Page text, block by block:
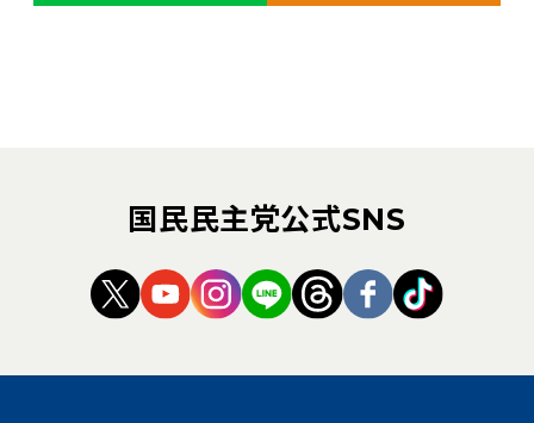
国民民主党公式SNS
（新しいタブで開く）
（新しいタブで開く）
（新しいタブで開く）
（新しいタブで開く）
（新しいタブで開
（新しいタブ
（新しい